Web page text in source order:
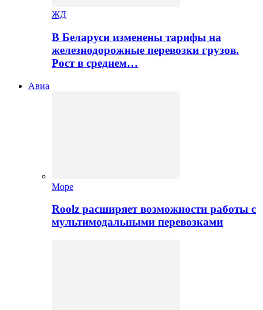
ЖД
В Беларуси изменены тарифы на
железнодорожные перевозки грузов.
Рост в среднем…
Авиа
Море
Roolz расширяет возможности работы с
мультимодальными перевозками